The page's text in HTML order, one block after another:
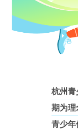
杭州青
期为理
青少年